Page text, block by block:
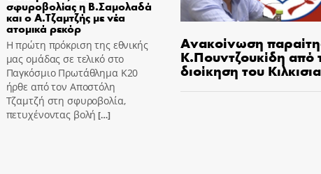
σφυροβολίας η Β.Σαμολαδά
και ο Α.Τζαμτζής με νέα
ατομικά ρεκόρ
Η πρώτη πρόκριση της εθνικής
μας ομάδας σε τελικό στο
Παγκόσμιο Πρωτάθλημα Κ20
ήρθε από τον Αποστόλη
Τζαμτζή στη σφυροβολία,
πετυχένοντας βολή […]
Ανακοίνωση
Κ.Πουντζουκίδη από
διοίκηση του